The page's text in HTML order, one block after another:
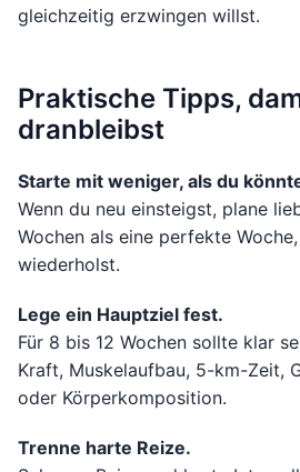
gleichzeitig erzwingen willst.
Praktische Tipps,
dranbleibst
Starte mit weniger, als du
Wenn du neu einsteigst, plane
Wochen als eine perfekte
wiederholst.
Lege ein Hauptziel fest.
Für 8 bis 12 Wochen sollte klar
Kraft, Muskelaufbau, 5-km-Zeit,
oder Körperkomposition.
Trenne harte Reize.